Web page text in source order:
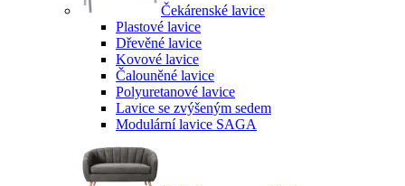
Čekárenské lavice
Plastové lavice
Dřevěné lavice
Kovové lavice
Čalouněné lavice
Polyuretanové lavice
Lavice se zvýšeným sedem
Modulární lavice SAGA